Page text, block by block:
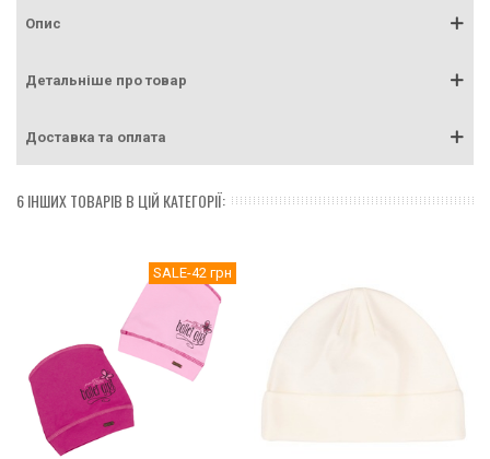
Опис
Детальніше про товар
Доставка та оплата
6 ІНШИХ ТОВАРІВ В ЦІЙ КАТЕГОРІЇ:
SALE-42 грн